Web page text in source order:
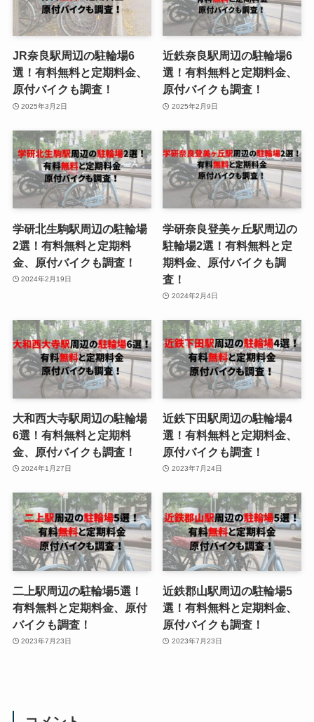
JR奈良駅周辺の駐輪場6
選！有料無料と定期料金、
原付バイクも調査！
2025年3月2日
近鉄奈良駅周辺の駐輪場6
選！有料無料と定期料金、
原付バイクも調査！
2025年2月9日
学研北生駒駅周辺の駐輪場
2選！有料無料と定期料
金、原付バイクも調査！
2024年2月19日
学研奈良登美ヶ丘駅周辺の
駐輪場2選！有料無料と定
期料金、原付バイクも調
査！
2024年2月4日
大和西大寺駅周辺の駐輪場
6選！有料無料と定期料
金、原付バイクも調査！
2024年1月27日
近鉄下田駅周辺の駐輪場4
選！有料無料と定期料金、
原付バイクも調査！
2023年7月24日
二上駅周辺の駐輪場5選！
有料無料と定期料金、原付
バイクも調査！
2023年7月23日
近鉄郡山駅周辺の駐輪場5
選！有料無料と定期料金、
原付バイクも調査！
2023年7月23日